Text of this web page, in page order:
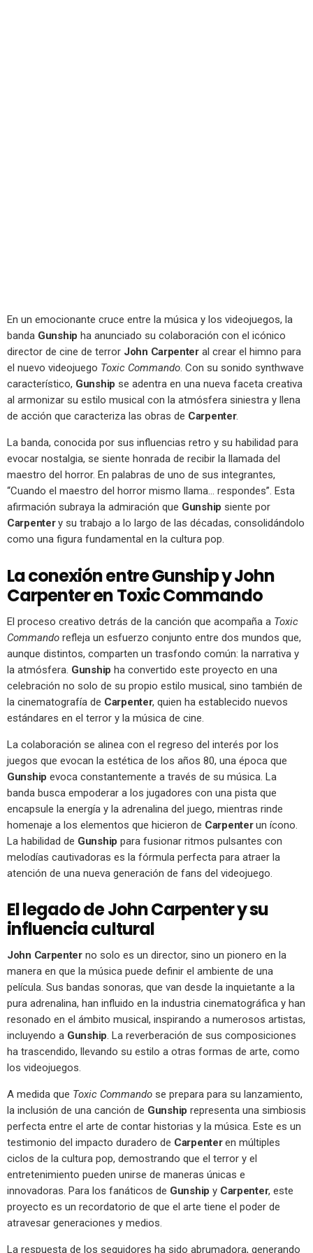
En un emocionante cruce entre la música y los videojuegos, la
banda Gunship ha anunciado su colaboración con el icónico
director de cine de terror John Carpenteral crear el himno para
el nuevo videojuego Toxic Commando. Con su sonido synthwave
característico, Gunship se adentra en una nueva faceta creativa
al armonizar su estilo musical con la atmósfera siniestra y llena
de acción que caracteriza las obras de Carpenter.
La banda, conocida por sus influencias retro y su habilidad para
evocar nostalgia, se siente honrada de recibir la llamada del
maestro del horror. En palabras de uno de sus integrantes,
“Cuando el maestro del horror mismo llama… respondes”. Esta
afirmación subraya la admiración que Gunship siente por
Carpentery su trabajo a lo largo de las décadas, consolidándolo
como una figura fundamental en la cultura pop.
La conexión entre Gunship y John
Carpenter en Toxic Commando
El proceso creativo detrás de la canción que acompaña a Toxic
Commando refleja un esfuerzo conjunto entre dos mundos que,
aunque distintos, comparten un trasfondo común: la narrativa y
la atmósfera. Gunship ha convertido este proyecto en una
celebración no solo de su propio estilo musical, sino también de
la cinematografía de Carpenter, quien ha establecido nuevos
estándares en el terror y la música de cine.
La colaboración se alinea con el regreso del interés por los
juegos que evocan la estética de los años 80, una época que
Gunship evoca constantemente a través de su música. La
banda busca empoderar a los jugadores con una pista que
encapsule la energía y la adrenalina del juego, mientras rinde
homenaje a los elementos que hicieron de Carpenterun ícono.
La habilidad de Gunship para fusionar ritmos pulsantes con
melodías cautivadoras es la fórmula perfecta para atraer la
atención de una nueva generación de fans del videojuego.
El legado de John Carpenter y su
influencia cultural
John Carpenterno solo es un director, sino un pionero en la
manera en que la música puede definir el ambiente de una
película. Sus bandas sonoras, que van desde la inquietante a la
pura adrenalina, han influido en la industria cinematográfica y han
resonado en el ámbito musical, inspirando a numerosos artistas,
incluyendo a Gunship. La reverberación de sus composiciones
ha trascendido, llevando su estilo a otras formas de arte, como
los videojuegos.
A medida que Toxic Commando se prepara para su lanzamiento,
la inclusión de una canción de Gunship representa una simbiosis
perfecta entre el arte de contar historias y la música. Este es un
testimonio del impacto duradero de Carpenteren múltiples
ciclos de la cultura pop, demostrando que el terror y el
entretenimiento pueden unirse de maneras únicas e
innovadoras. Para los fanáticos de Gunship y Carpenter, este
proyecto es un recordatorio de que el arte tiene el poder de
atravesar generaciones y medios.
La respuesta de los seguidores ha sido abrumadora, generando